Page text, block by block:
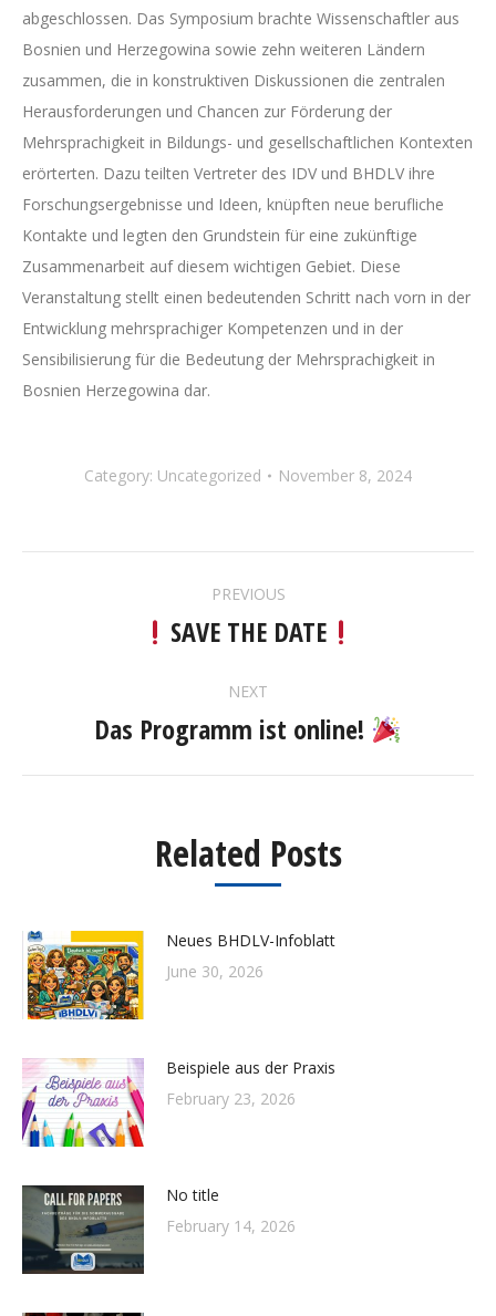
abgeschlossen. Das Symposium brachte Wissenschaftler aus
Bosnien und Herzegowina sowie zehn weiteren Ländern
zusammen, die in konstruktiven Diskussionen die zentralen
Herausforderungen und Chancen zur Förderung der
Mehrsprachigkeit in Bildungs- und gesellschaftlichen Kontexten
erörterten. Dazu teilten Vertreter des IDV und BHDLV ihre
Forschungsergebnisse und Ideen, knüpften neue berufliche
Kontakte und legten den Grundstein für eine zukünftige
Zusammenarbeit auf diesem wichtigen Gebiet. Diese
Veranstaltung stellt einen bedeutenden Schritt nach vorn in der
Entwicklung mehrsprachiger Kompetenzen und in der
Sensibilisierung für die Bedeutung der Mehrsprachigkeit in
Bosnien Herzegowina dar.
Category: Uncategorized November 8, 2024
NAVIGATION
PREVIOUS
Previous
SAVE THE DATE
NEXT
Next
Das Programm ist online!
Related Posts
Neues BHDLV-Infoblatt
June 30, 2026
Beispiele aus der Praxis
February 23, 2026
No title
February 14, 2026